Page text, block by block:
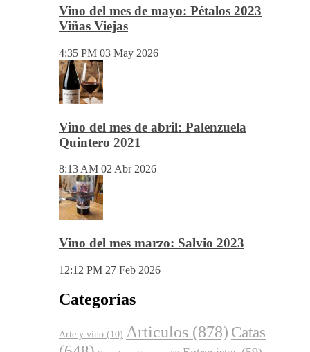
5:53 PM 03 Jun 2026
Vino del mes de mayo: Pétalos 2023
4:35 PM 03 May 2026
Vino del mes de abril: Palenzuela
Vino del mes marzo: Salvio 2023